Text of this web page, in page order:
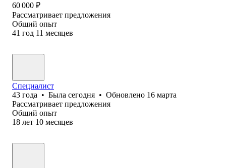
60 000 ₽
Рассматривает предложения
Общий опыт
41 год 11 месяцев
Специалист
43 года • Была сегодня • Обновлено 16 марта
Рассматривает предложения
Общий опыт
18 лет 10 месяцев